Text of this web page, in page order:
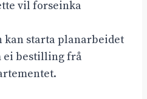
vil forseinka
kan starta planarbeidet
ei bestilling frå